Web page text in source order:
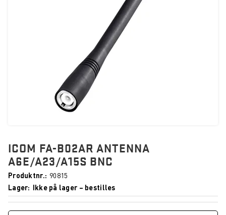
ICOM FA-B02AR ANTENNA
A6E/A23/A15S BNC
Produktnr.
90815
Lager
Ikke på lager – bestilles